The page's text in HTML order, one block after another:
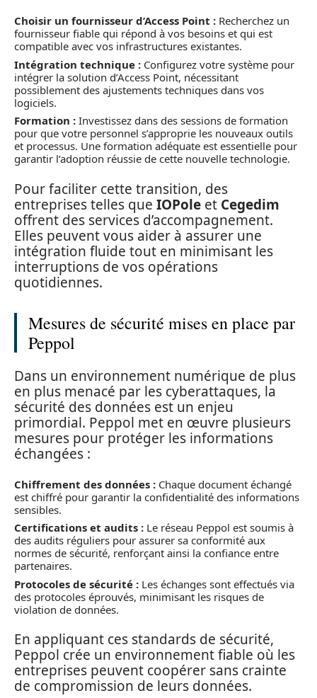
Choisir un fournisseur d’Access Point : Recherchez un
fournisseur fiable qui répond à vos besoins et qui est
compatible avec vos infrastructures existantes.
Intégration technique : Configurez votre système pour
intégrer la solution d’Access Point, nécessitant
possiblement des ajustements techniques dans vos
logiciels.
Formation : Investissez dans des sessions de formation
pour que votre personnel s’approprie les nouveaux outils
et processus. Une formation adéquate est essentielle pour
garantir l’adoption réussie de cette nouvelle technologie.
Pour faciliter cette transition, des
entreprises telles que IOPole et Cegedim
offrent des services d’accompagnement.
Elles peuvent vous aider à assurer une
intégration fluide tout en minimisant les
interruptions de vos opérations
quotidiennes.
Mesures de sécurité mises en place par
Peppol
Dans un environnement numérique de plus
en plus menacé par les cyberattaques, la
sécurité des données est un enjeu
primordial. Peppol met en œuvre plusieurs
mesures pour protéger les informations
échangées :
Chiffrement des données : Chaque document échangé
est chiffré pour garantir la confidentialité des informations
sensibles.
Certifications et audits : Le réseau Peppol est soumis à
des audits réguliers pour assurer sa conformité aux
normes de sécurité, renforçant ainsi la confiance entre
partenaires.
Protocoles de sécurité : Les échanges sont effectués via
des protocoles éprouvés, minimisant les risques de
violation de données.
En appliquant ces standards de sécurité,
Peppol crée un environnement fiable où les
entreprises peuvent coopérer sans crainte
de compromission de leurs données.